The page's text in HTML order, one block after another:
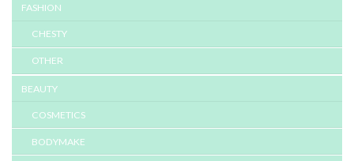
FASHION
CHESTY
OTHER
BEAUTY
COSMETICS
BODYMAKE